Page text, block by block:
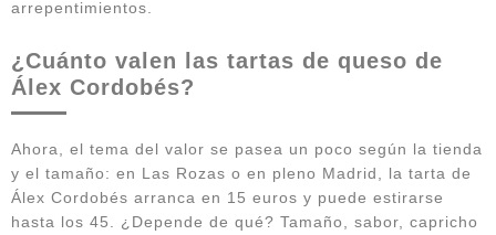
arrepentimientos.
¿Cuánto valen las tartas de queso de
Álex Cordobés?
Ahora, el tema del valor se pasea un poco según la tienda
y el tamaño: en Las Rozas o en pleno Madrid, la tarta de
Álex Cordobés arranca en 15 euros y puede estirarse
hasta los 45. ¿Depende de qué? Tamaño, sabor, capricho